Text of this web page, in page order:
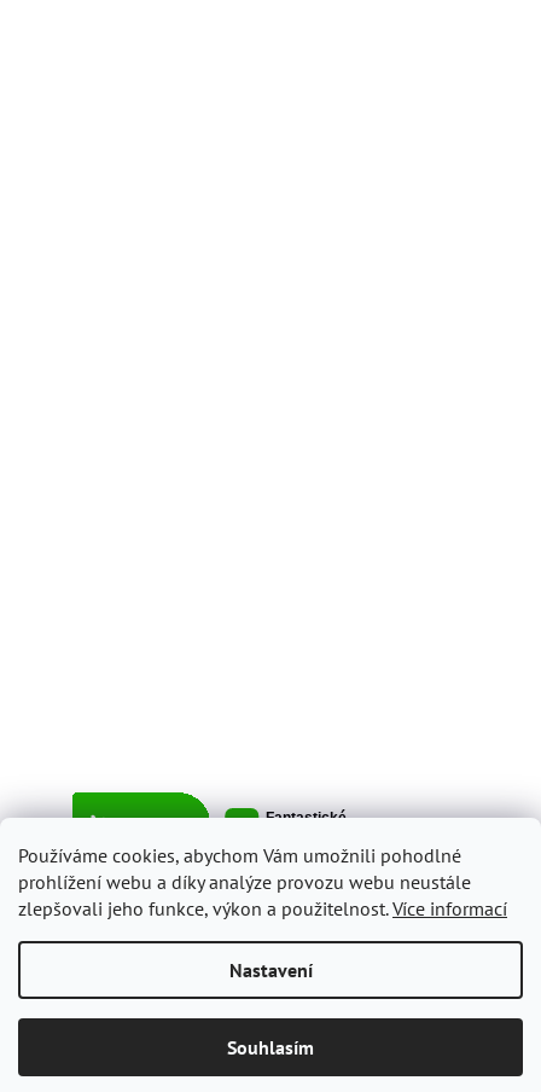
Používáme cookies, abychom Vám umožnili pohodlné
prohlížení webu a díky analýze provozu webu neustále
zlepšovali jeho funkce, výkon a použitelnost.Více informací
Nastavení
Souhlasím
Copyright 2026ItalyShop.cz. Všechna práva vyhrazena.Upravit
nastavení cookies